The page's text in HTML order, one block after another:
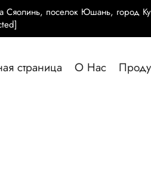
поселок Юшань, город
страница О Нас